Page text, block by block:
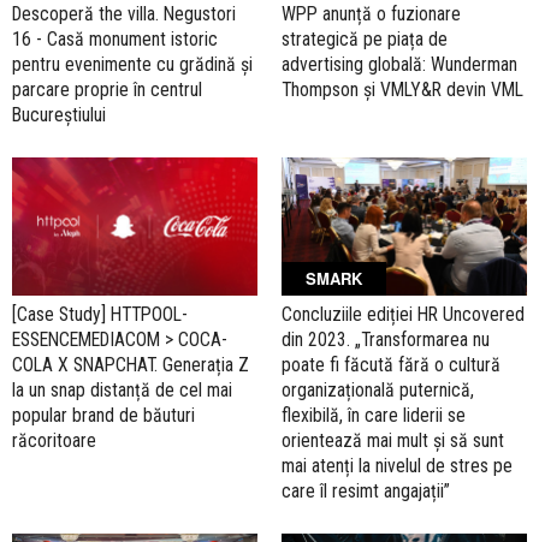
Descoperă the villa. Negustori
16 - Casă monument istoric
pentru evenimente cu grădină și
parcare proprie în centrul
Bucureștiului
WPP anunță o fuzionare
strategică pe piața de
advertising globală: Wunderman
Thompson și VMLY&R devin VML
[Case Study] HTTPOOL-
ESSENCEMEDIACOM > COCA-
COLA X SNAPCHAT. Generația Z
la un snap distanță de cel mai
popular brand de băuturi
răcoritoare
SMARK
Concluziile ediției HR Uncovered
din 2023. „Transformarea nu
poate fi făcută fără o cultură
organizațională puternică,
flexibilă, în care liderii se
orientează mai mult și să sunt
mai atenți la nivelul de stres pe
care îl resimt angajații”